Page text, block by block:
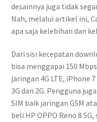
desainnya juga tidak
Nah, melalui artikel ini,
apa saja kelebihan dan
Dari sisi kecepatan
bisa menggapai 150
jaringan 4G LTE, iPhone
3G dan 2G. Pengguna
SIM baik jaringan GSM
beli HP OPPO Reno 8